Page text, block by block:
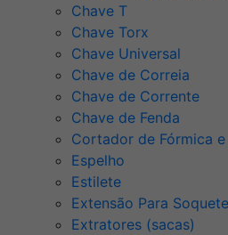
Chave T
Chave Torx
Chave Universal
Chave de Correia
Chave de Corrente
Chave de Fenda
Cortador de Fórmica
Espelho
Estilete
Extensão Para
Extratores (sacas)